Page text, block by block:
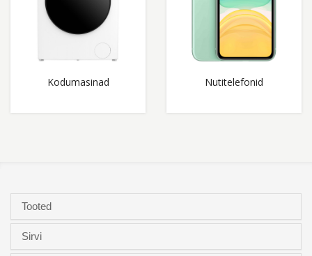
Kodumasinad Nutitelefonid
Tooted
Sirvi